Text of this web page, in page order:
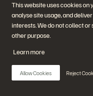
This website uses cookies on
analyse site usage, and
interests. We do not collect
other purpose.
Learn more
Allow Cookies Reject